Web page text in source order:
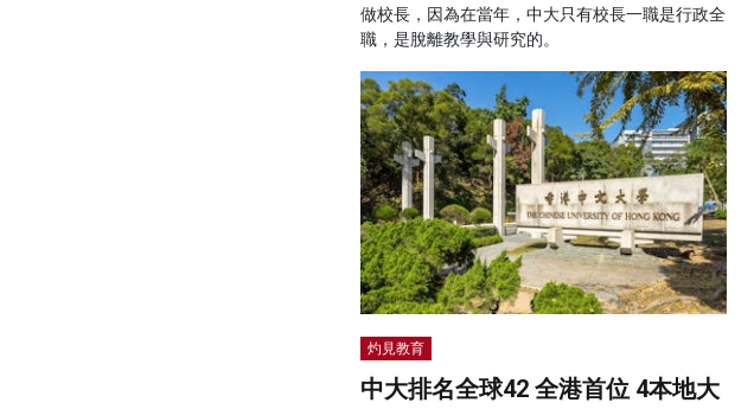
做校長，因為在當年，中大只有校長一職是行政全
職，是脫離教學與研究的。
灼見教育
中大排名全球42 全港首位 4本地大